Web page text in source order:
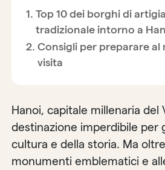
Top 10 dei borghi di
tradizionale intorno a
Consigli per preparare al
visita
Hanoi, capitale millenaria del
destinazione imperdibile per
cultura e della storia. Ma
monumenti emblematici e